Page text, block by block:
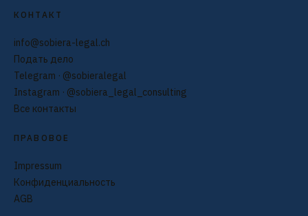
КОНТАКТ
info@sobiera-legal.ch
Подать дело
Telegram · @sobieralegal
Instagram · @sobiera_legal_consulting
Все контакты
ПРАВОВОЕ
Impressum
Конфиденциальность
AGB